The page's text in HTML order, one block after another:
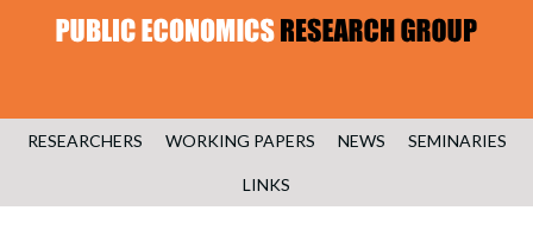
RESEARCHERS WORKING PAPERS NEWS SEMINARIES
LINKS